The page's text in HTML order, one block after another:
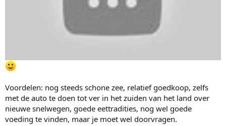
Voordelen: nog steeds schone zee, relatief goedkoop, zelfs
met de auto te doen tot ver in het zuiden van het land over
nieuwe snelwegen, goede eettradities, nog wel goede
voeding te vinden, maar je moet wel doorvragen.